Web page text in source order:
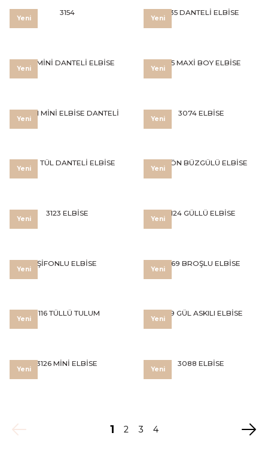
Yeni
3154
Yeni
3135 DANTELİ ELBİSE
Yeni
3133 MİNİ DANTELİ ELBİSE
Yeni
3155 MAXİ BOY ELBİSE
Yeni
SATEN MİNİ ELBİSE DANTELİ
Yeni
3074 ELBİSE
Yeni
3300 TÜL DANTELİ ELBİSE
Yeni
3119 ÖN BÜZGÜLÜ ELBİSE
Yeni
3123 ELBİSE
Yeni
3124 GÜLLÜ ELBİSE
Yeni
ŞİFONLU ELBİSE
Yeni
3069 BROŞLU ELBİSE
Yeni
3116 TÜLLÜ TULUM
Yeni
3129 GÜL ASKILI ELBİSE
Yeni
3126 MİNİ ELBİSE
Yeni
3088 ELBİSE
1 2 3 4